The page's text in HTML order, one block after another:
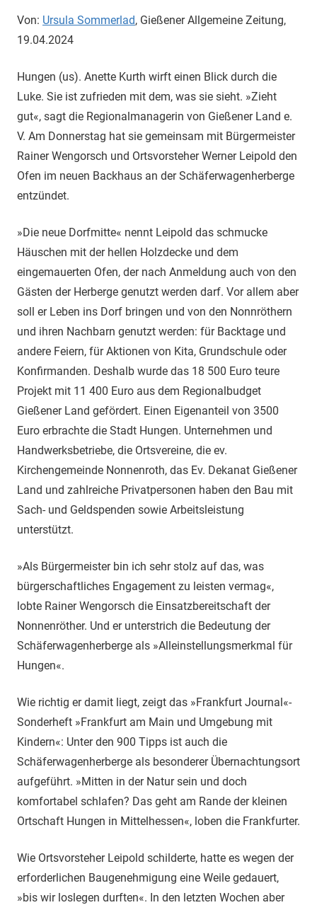
Von: Ursula Sommerlad, Gießener Allgemeine Zeitung,
19.04.2024
Hungen (us). Anette Kurth wirft einen Blick durch die
Luke. Sie ist zufrieden mit dem, was sie sieht. »Zieht
gut«, sagt die Regionalmanagerin von Gießener Land e.
V. Am Donnerstag hat sie gemeinsam mit Bürgermeister
Rainer Wengorsch und Ortsvorsteher Werner Leipold den
Ofen im neuen Backhaus an der Schäferwagenherberge
entzündet.
»Die neue Dorfmitte« nennt Leipold das schmucke
Häuschen mit der hellen Holzdecke und dem
eingemauerten Ofen, der nach Anmeldung auch von den
Gästen der Herberge genutzt werden darf. Vor allem aber
soll er Leben ins Dorf bringen und von den Nonnröthern
und ihren Nachbarn genutzt werden: für Backtage und
andere Feiern, für Aktionen von Kita, Grundschule oder
Konfirmanden. Deshalb wurde das 18 500 Euro teure
Projekt mit 11 400 Euro aus dem Regionalbudget
Gießener Land gefördert. Einen Eigenanteil von 3500
Euro erbrachte die Stadt Hungen. Unternehmen und
Handwerksbetriebe, die Ortsvereine, die ev.
Kirchengemeinde Nonnenroth, das Ev. Dekanat Gießener
Land und zahlreiche Privatpersonen haben den Bau mit
Sach- und Geldspenden sowie Arbeitsleistung
unterstützt.
»Als Bürgermeister bin ich sehr stolz auf das, was
bürgerschaftliches Engagement zu leisten vermag«,
lobte Rainer Wengorsch die Einsatzbereitschaft der
Nonnenröther. Und er unterstrich die Bedeutung der
Schäferwagenherberge als »Alleinstellungsmerkmal für
Hungen«.
Wie richtig er damit liegt, zeigt das »Frankfurt Journal«-
Sonderheft »Frankfurt am Main und Umgebung mit
Kindern«: Unter den 900 Tipps ist auch die
Schäferwagenherberge als besonderer Übernachtungsort
aufgeführt. »Mitten in der Natur sein und doch
komfortabel schlafen? Das geht am Rande der kleinen
Ortschaft Hungen in Mittelhessen«, loben die Frankfurter.
Wie Ortsvorsteher Leipold schilderte, hatte es wegen der
erforderlichen Baugenehmigung eine Weile gedauert,
»bis wir loslegen durften«. In den letzten Wochen aber